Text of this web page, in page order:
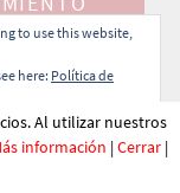
Al utilizar nuestros
información |Cerrar |
to use this website,
here: Política de